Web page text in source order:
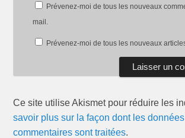
Prévenez-moi de tous les nouveaux
mail.
Prévenez-moi de tous les nouveaux
Ce site utilise Akismet pour réduire les
savoir plus sur la façon dont les
commentaires sont traitées.